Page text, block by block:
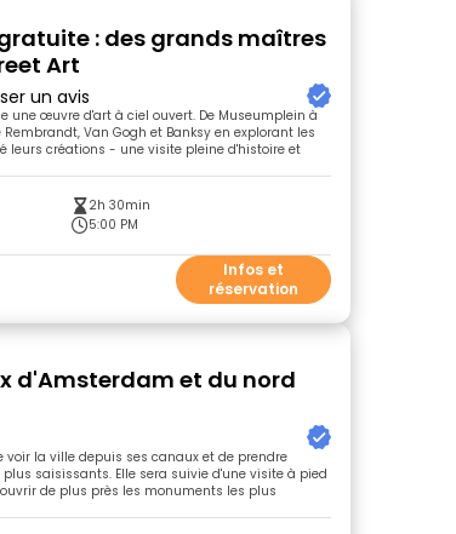
: des grands maîtres
Art
un avis
une œuvre d'art à ciel ouvert. De Museumplein à
Rembrandt, Van Gogh et Banksy en explorant les
leurs créations - une visite pleine d'histoire et
2h 30min
5:00 PM
Infos et
réservation
d'Amsterdam et du nord
voir la ville depuis ses canaux et de prendre
saisissants. Elle sera suivie d'une visite à pied
de plus près les monuments les plus